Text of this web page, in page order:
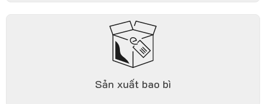
Sản xuất bao bì